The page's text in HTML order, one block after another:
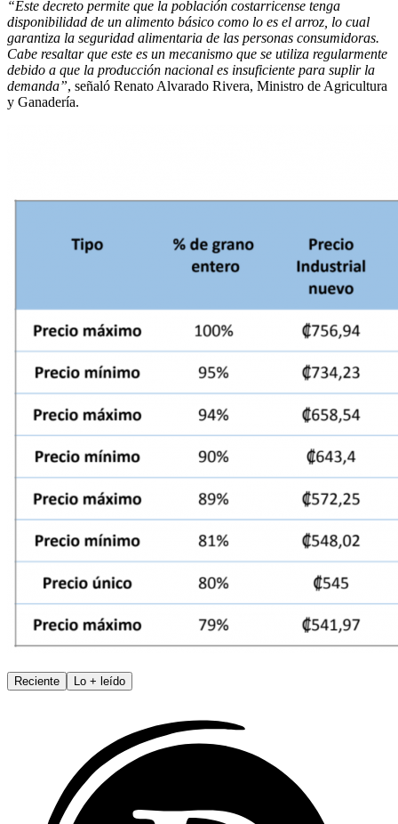
“Este decreto permite que la población costarricense tenga
disponibilidad de un alimento básico como lo es el arroz, lo cual
garantiza la seguridad alimentaria de las personas consumidoras.
Cabe resaltar que este es un mecanismo que se utiliza regularmente
debido a que la producción nacional es insuficiente para suplir la
demanda”, señaló Renato Alvarado Rivera, Ministro de Agricultura
y Ganadería.
Reciente Lo + leído